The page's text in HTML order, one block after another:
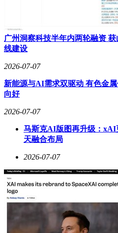
广州洞察科技半年内两轮融资
线建设
2026-07-07
新能源与AI需求双驱动 有色金
向好
2026-07-07
马斯克AI版图再升级：
天融合布局
2026-07-07